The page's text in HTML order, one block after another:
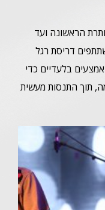
הראשונה ועד
דריסת רגל
בלעדיים כדי
תוך התנסות מעשית